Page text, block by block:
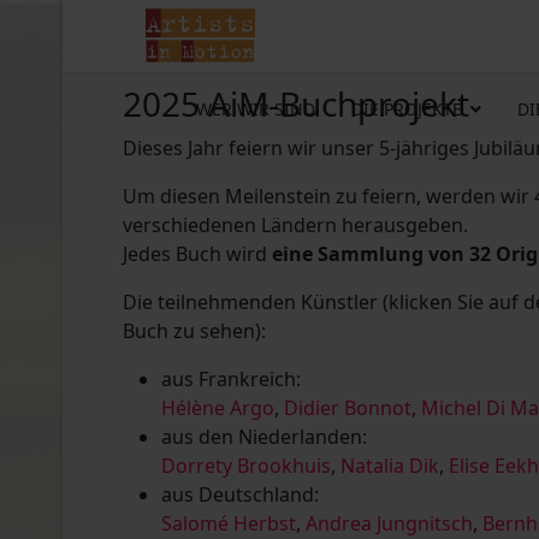
WER WIR SIND DIE PROJEKTE
2025 AiM-Buchprojekt
Dieses Jahr feiern wir unser 5-jähriges
Um diesen Meilenstein zu feiern, werden
verschiedenen Ländern herausgeben.
Jedes Buch wird eine Sammlung von 32
Die teilnehmenden Künstler (klicken Sie auf
Buch zu sehen):
aus Frankreich:
Hélène Argo, Didier Bonnot, Michel Di
aus den Niederlanden:
Dorrety Brookhuis, Natalia Dik, Elise
aus Deutschland:
Salomé Herbst, Andrea Jungnitsch,